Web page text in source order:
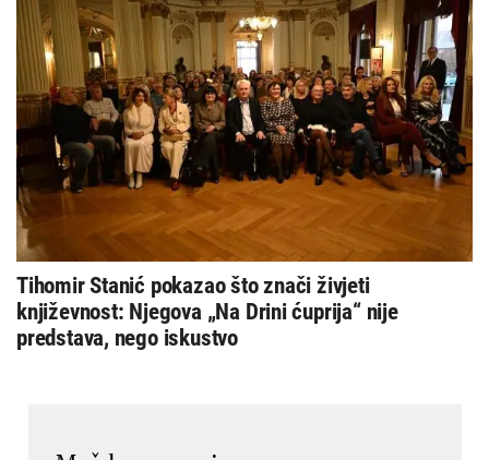
Tihomir Stanić pokazao što znači živjeti
književnost: Njegova „Na Drini ćuprija“ nije
predstava, nego iskustvo